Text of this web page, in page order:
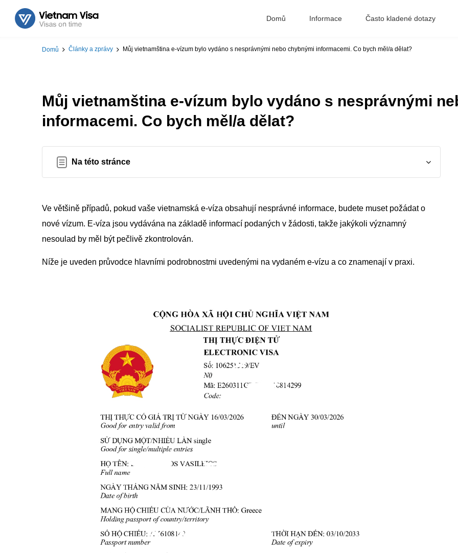
Domů Informace Často kladené dotazy
Domů Články a zprávy Můj vietnamština e-vízum bylo vydáno s nesprávnými nebo chybnými informacemi. Co bych měl/a dělat?
Můj vietnamština e-vízum bylo vydáno s nesprávnými
informacemi. Co bych měl/a dělat?
Na této stránce
Ve většině případů, pokud vaše vietnamská e-víza obsahují nesprávné informace, budete muset požádat o
nové vízum. E-víza jsou vydávána na základě informací podaných v žádosti, takže jakýkoli významný
nesoulad by měl být pečlivě zkontrolován.
Níže je uveden průvodce hlavními podrobnostmi uvedenými na vydaném e-vízu a co znamenají v praxi.